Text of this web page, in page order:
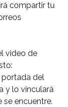
compartir tu
video de
del
y lo vinculará
encuentre.